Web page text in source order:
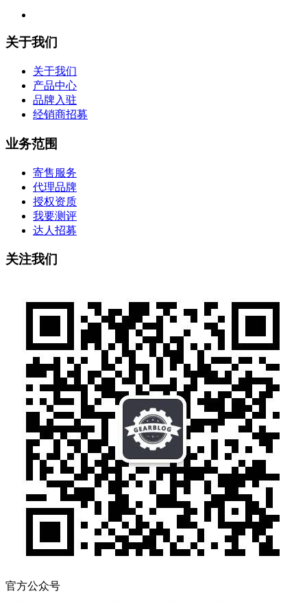
关于我们
关于我们
产品中心
品牌入驻
经销商招募
业务范围
寄售服务
代理品牌
授权资质
我要测评
达人招募
关注我们
官方公众号